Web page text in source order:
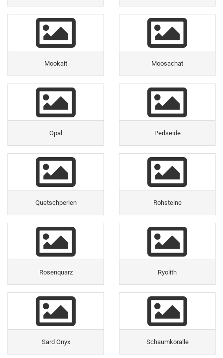
Mookait Moosachat
Opal Perlseide
Quetschperlen Rohsteine
Rosenquarz Ryolith
Sard Onyx Schaumkoralle